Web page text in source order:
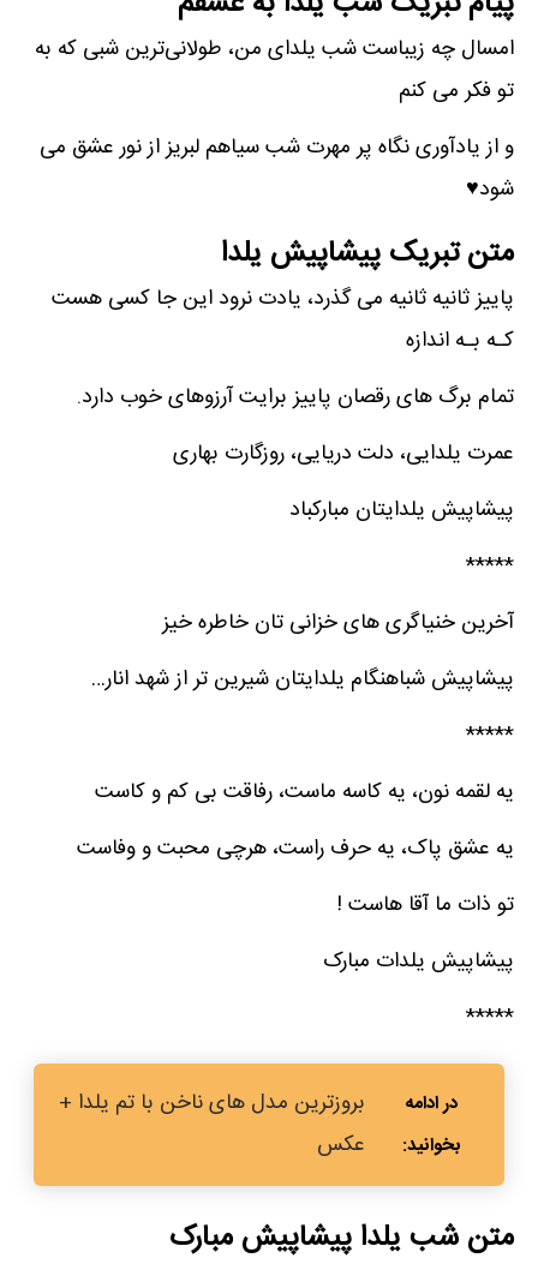
امسال چه زیباست شب یلدای من، طولانی‌ترین شبی که به
تو فکر می‌ کنم
و از یادآوری نگاه پر مهرت شب سیاهم لبریز از نور عشق می‌
شود♥
متن تبریک پیشاپیش یلدا
پاییز ثانیه ثانیه می گذرد، یادت نرود این جا کسی هست
کـه بـه اندازه
تمام برگ های‌ رقصان پاییز برایت آرزوهای خوب دارد.
عمرت یلدایی، دلت دریایی، روزگارت بهاری
پیشاپیش یلدایتان مبارکباد
*****
آخرین خنیاگری های خزانی تان خاطره خیز
پیشاپیش شباهنگام یلدایتان شیرین تر از شهد انار…
*****
یه لقمه نون، یه کاسه ماست، رفاقت بی کم و کاست
یه عشق پاک، یه حرف راست، هرچی محبت و وفاست
تو ذات ما آقا هاست !
پیشاپیش یلدات مبارک
*****
بروزترین مدل های ناخن با تم یلدا +
عکس
متن شب یلدا پیشاپیش مبارک